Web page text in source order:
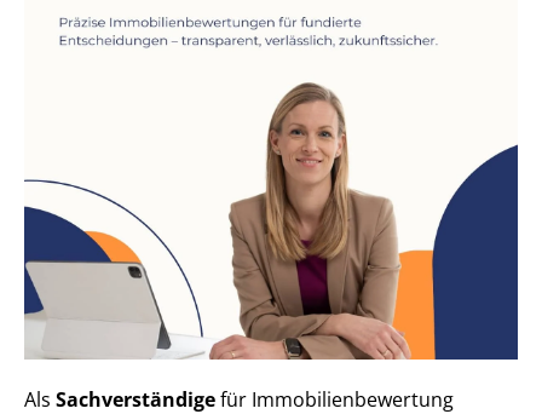
Als Sachverständigefür Im­mo­bi­li­en­be­wer­tung